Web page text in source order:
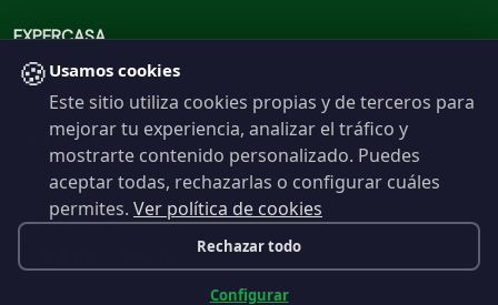
EXPERCASA
La inmobiliaria del Barrio
960 191 537
Contáctanos
🍪 Usamos cookies
Este sitio utiliza cookies propias y de terceros para
mejorar tu experiencia, analizar el tráfico y
mostrarte contenido personalizado. Puedes
aceptar todas, rechazarlas o configurar cuáles
permites. Ver política de cookies
Rechazar todo
Configurar